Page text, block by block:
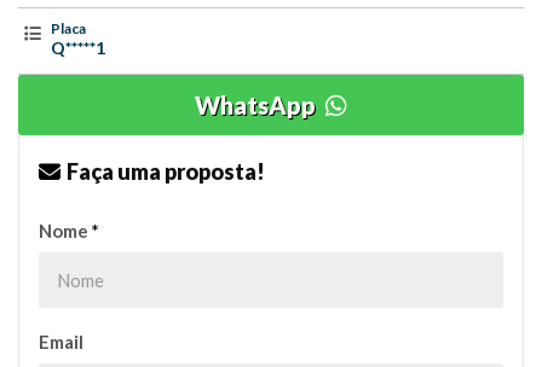
Placa
Q*****1
WhatsApp
Faça uma proposta!
Nome *
Email